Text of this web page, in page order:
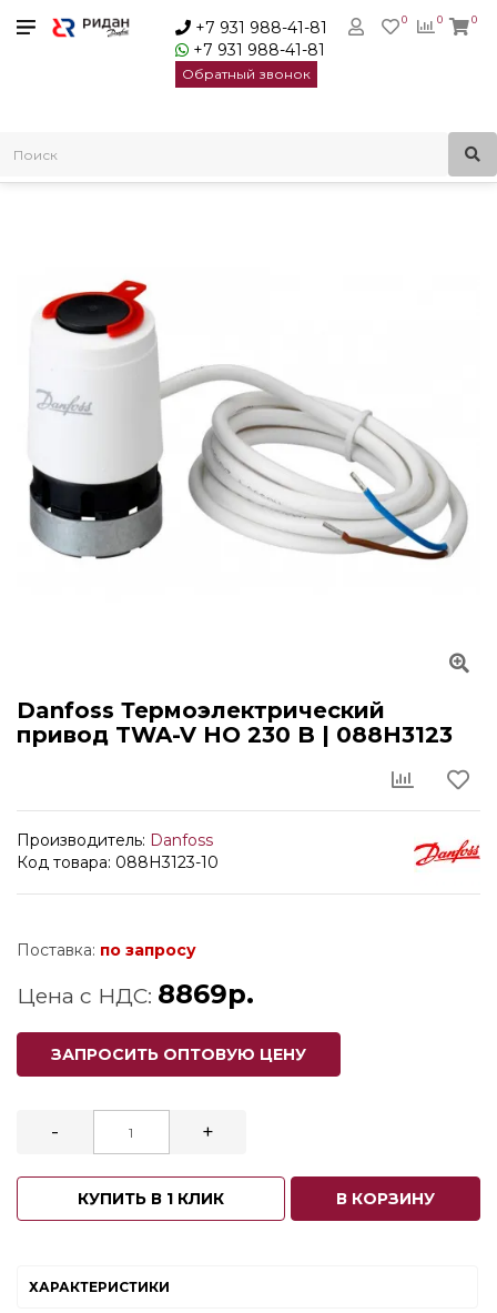
+7 931 988-41-81
+7 931 988-41-81
Обратный звонок
0
0 0
Термоэлектрические приводы
088H3123
Danfoss Термоэлектрический
привод TWA-V HO 230 B | 088H3123
Производитель: Danfoss
Код товара: 088H3123-10
Поставка: по запросу
Цена с НДС: 8869р.
ЗАПРОСИТЬ ОПТОВУЮ ЦЕНУ
- +
КУПИТЬ В 1 КЛИК В КОРЗИНУ
ХАРАКТЕРИСТИКИ